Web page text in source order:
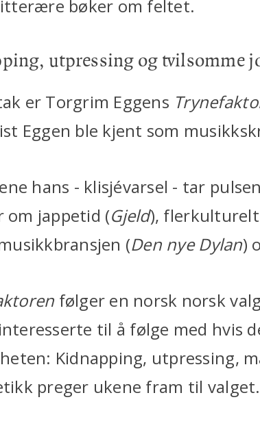
bøker om feltet.
utpressing og tvilsomme
er Torgrim Eggens
Eggen ble kjent som
hans - klisjévarsel - tar
om jappetid (Gjeld),
(Den nye Dylan)
følger en norsk norsk
til å følge med hvis
Kidnapping, utpressing,
preger ukene fram til valget.